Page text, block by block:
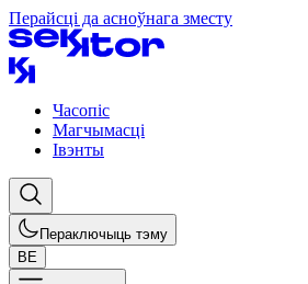
Перайсці да асноўнага зместу
Часопіс
Магчымасці
Івэнты
Пераключыць тэму
BE